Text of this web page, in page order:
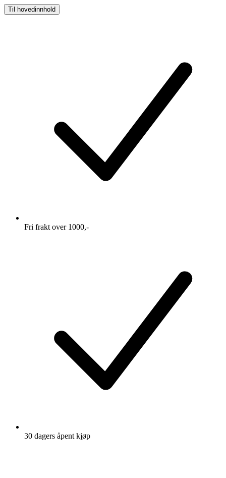
Til hovedinnhold
Fri frakt over 1000,-
30 dagers åpent kjøp